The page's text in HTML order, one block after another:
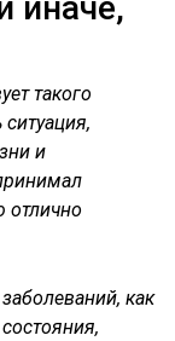
иначе,
такого
и
отлично
как